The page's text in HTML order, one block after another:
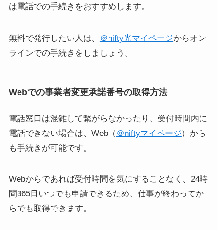
は電話での手続きをおすすめします。
無料で発行したい人は、 ＠nifty光マイページからオン
ラインでの手続きをしましょう。
Webでの事業者変更承諾番号の取得方法
電話窓口は混雑して繋がらなかったり、受付時間内に
電話できない場合は、Web（ ＠niftyマイページ）から
も手続きが可能です。
Webからであれば受付時間を気にすることなく、24時
間365日いつでも申請できるため、仕事が終わってか
らでも取得できます。